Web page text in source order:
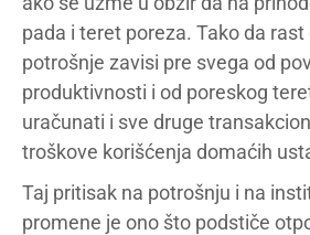
pada i teret poreza. Tako da
potrošnje zavisi pre svega od
produktivnosti i od poreskog
uračunati i sve druge
troškove korišćenja domaćih
Taj pritisak na potrošnju i na
promene je ono što podstiče